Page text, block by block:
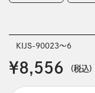
KIJS-90023～6
￥8,556 (税込)